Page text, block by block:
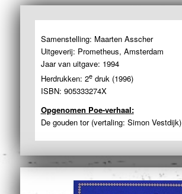
Samenstelling: Maarten Asscher
Uitgeverij: Prometheus, Amsterdam
Jaar van uitgave: 1994
Herdrukken: 2edruk (1996)
ISBN: 905333274X
Opgenomen Poe-verhaal:
De gouden tor (vertaling: Simon Vestdijk)